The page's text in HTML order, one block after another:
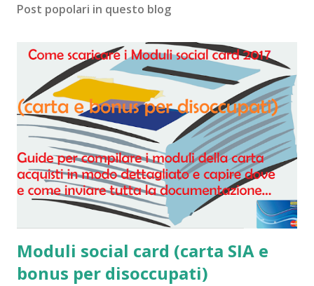
Post popolari in questo blog
Moduli social card (carta SIA e
bonus per disoccupati)